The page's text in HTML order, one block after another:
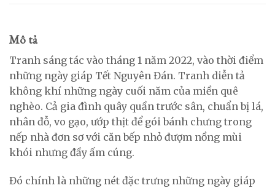
Mô tả
Tranh sáng tác vào tháng 1 năm 2022, vào thời điểm
những ngày giáp Tết Nguyên Đán. Tranh diễn tả
không khí những ngày cuối năm của miền quê
nghèo. Cả gia đình quây quần trước sân, chuẩn bị lá,
nhân đỗ, vo gạo, ướp thịt để gói bánh chưng trong
nếp nhà đơn sơ với căn bếp nhỏ đượm nồng mùi
khói nhưng đầy ấm cúng.
Đó chính là những nét đặc trưng những ngày giáp